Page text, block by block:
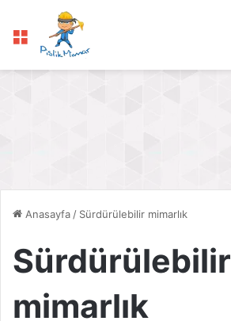
Menü
Anasayfa / Sürdürülebilir mimarlık
Sürdürülebilir
mimarlık